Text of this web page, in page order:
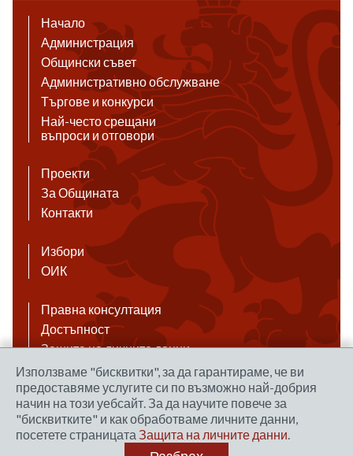
Начало
Администрация
Общински съвет
Административно обслужване
Търгове и конкурси
Най-често срещани
въпроси и отговори
Проекти
За Общината
Контакти
Избори
ОИК
Правна консултация
Достъпност
Защита на личните данни
Антикорупция
Връзки
Правила за ползване на сайта
Използваме "бисквитки", за да гарантираме, че ви
предоставяме услугите си по възможно най-добрия
начин на този уебсайт. За да научите повече за
"бисквитките" и как обработваме личните данни,
посетете страницата Защита на личните данни.